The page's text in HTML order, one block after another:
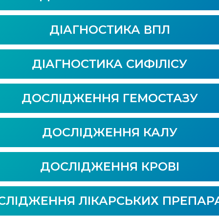
ДІАГНОСТИКА ВПЛ
ДІАГНОСТИКА СИФІЛІСУ
ДОСЛІДЖЕННЯ ГЕМОСТАЗУ
ДОСЛІДЖЕННЯ КАЛУ
ДОСЛІДЖЕННЯ КРОВІ
ЛІКАРСЬКИХ